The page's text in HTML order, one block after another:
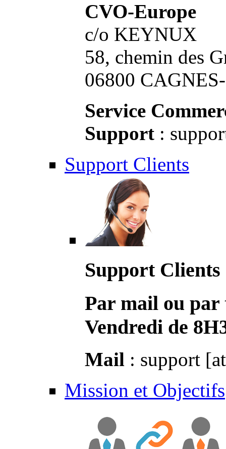
CVO-Europe
c/o KEYNUX
58, chemin des
06800
Service
Support :
Support Clients
Support Clients
Par mail ou par
Vendredi de
Mail : support
Mission et Objectifs